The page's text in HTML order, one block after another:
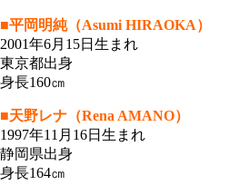
■平岡明純（Asumi HIRAOKA）
2001年6月15日生まれ
東京都出身
身長160㎝
■天野レナ（Rena AMANO）
1997年11月16日生まれ
静岡県出身
身長164㎝